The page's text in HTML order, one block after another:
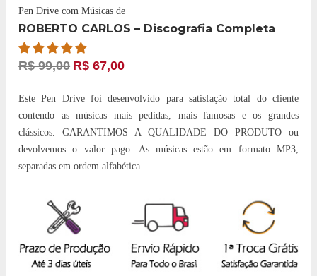
Pen Drive com Músicas de
ROBERTO CARLOS – Discografia Completa
R$99,00 R$ 67,00
Este Pen Drive foi desenvolvido para satisfação total do cliente
contendo as músicas mais pedidas, mais famosas e os grandes
clássicos. GARANTIMOS A QUALIDADE DO PRODUTO ou
devolvemos o valor pago. As músicas estão em formato MP3,
separadas em ordem alfabética.